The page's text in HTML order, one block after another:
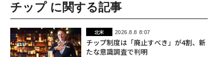
チップ に関する記事
北米 2026.8.8 8:07
チップ制度は「廃止すべき」が4割、新
たな意識調査で判明